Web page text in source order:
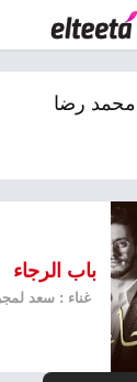
محمد رضا
باب الرجاء